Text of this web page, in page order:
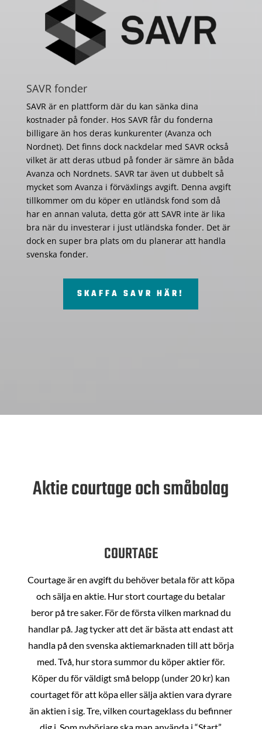
SAVR fonder
SAVR är en plattform där du kan sänka dina
kostnader på fonder. Hos SAVR får du fonderna
billigare än hos deras kunkurenter (Avanza och
Nordnet). Det finns dock nackdelar med SAVR också
vilket är att deras utbud på fonder är sämre än båda
Avanza och Nordnets. SAVR tar även ut dubbelt så
mycket som Avanza i förväxlings avgift. Denna avgift
tillkommer om du köper en utländsk fond som då
har en annan valuta, detta gör att SAVR inte är lika
bra när du investerar i just utländska fonder. Det är
dock en super bra plats om du planerar att handla
svenska fonder.
SKAFFA SAVR HÄR!
Aktie courtage och småbolag
COURTAGE
Courtage är en avgift du behöver betala för att köpa
och sälja en aktie. Hur stort courtage du betalar
beror på tre saker. För de första vilken marknad du
handlar på. Jag tycker att det är bästa att endast att
handla på den svenska aktiemarknaden till att börja
med. Två, hur stora summor du köper aktier för.
Köper du för väldigt små belopp (under 20 kr) kan
courtaget för att köpa eller sälja aktien vara dyrare
än aktien i sig. Tre, vilken courtageklass du befinner
dig i. Som nybörjare ska man använda i “Start”